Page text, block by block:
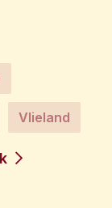
Vlieland